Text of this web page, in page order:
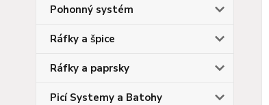
Pohonný systém
Ráfky a špice
Ráfky a paprsky
Picí Systemy a Batohy